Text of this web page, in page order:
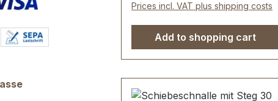
schön. Durchlassweite: 40 mm,
Durchlasshöhe: ca. 20 mm.
Lieferumfang: 1 Stück
Schiebeschnalle mit
Prices incl. VAT plus shipping costs
Add to shopping cart